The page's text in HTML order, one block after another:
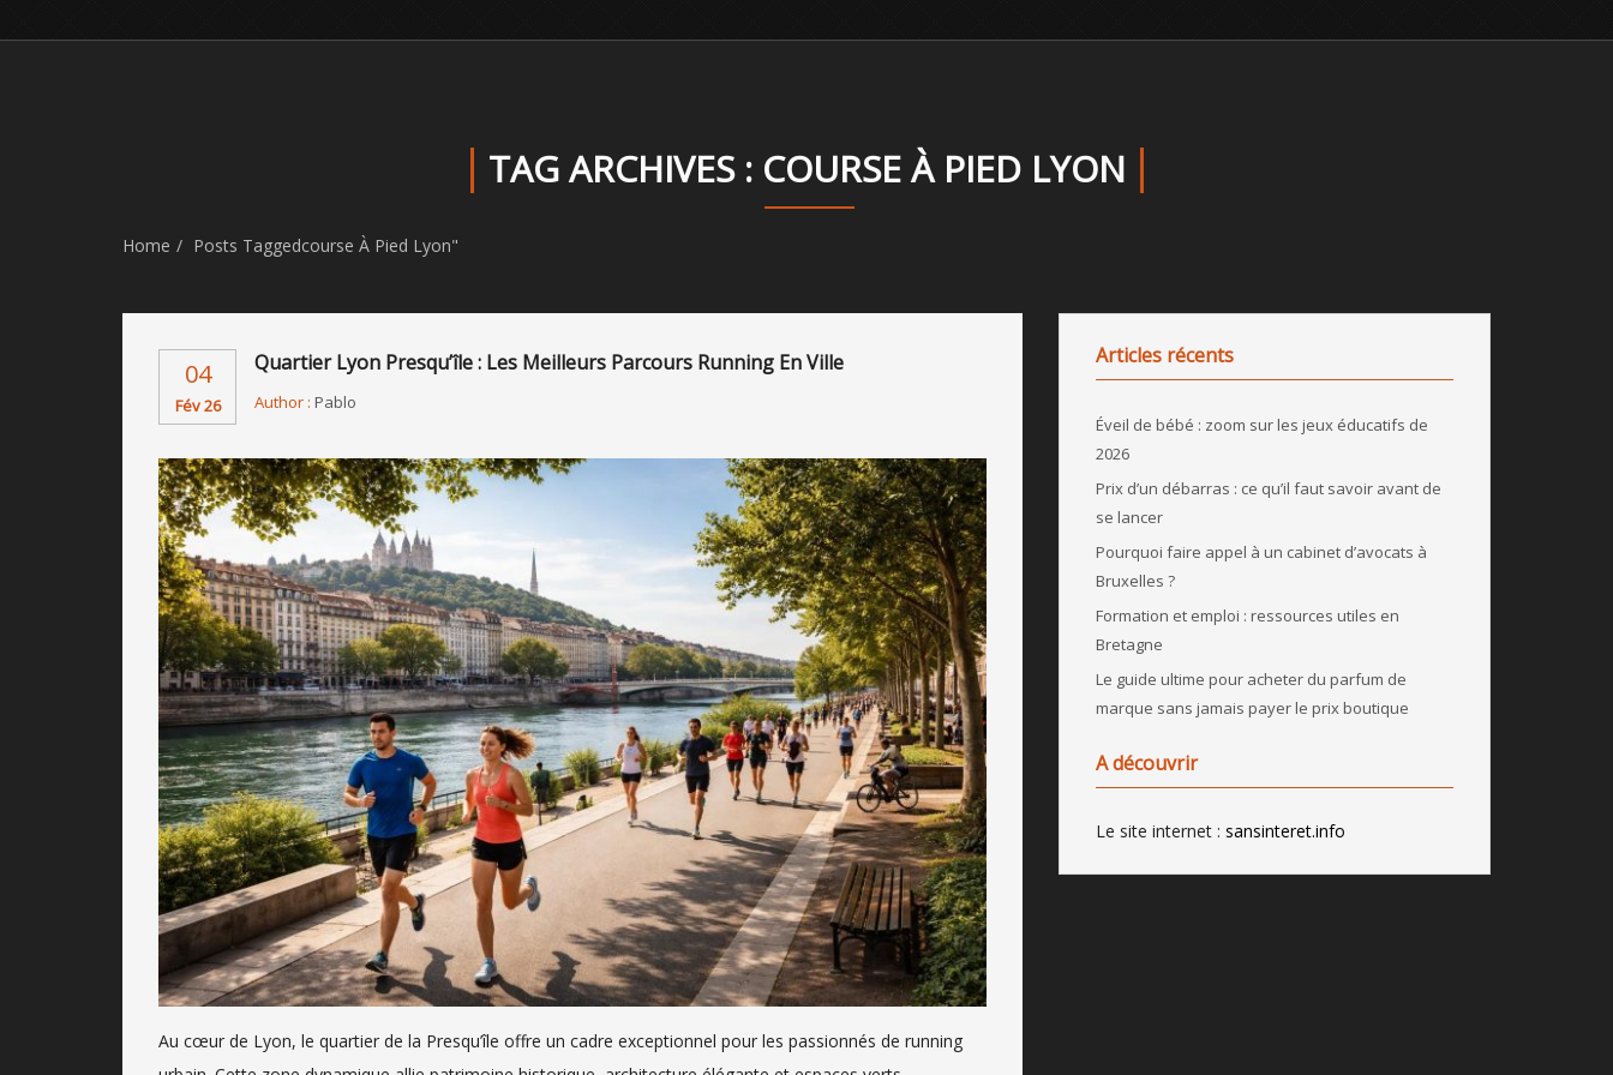
TAG ARCHIVES : COURSE À PIED LYON
Home Posts Taggedcourse À Pied Lyon"
04
Fév 26
Quartier Lyon Presqu’île : Les Meilleurs Parcours Running En Ville
Author : Pablo
Au cœur de Lyon, le quartier de la Presqu’île offre un cadre exceptionnel pour les passionnés de running
Articles récents
Éveil de bébé : zoom sur les jeux éducatifs de
2026
Prix d’un débarras : ce qu’il faut savoir avant de
se lancer
Pourquoi faire appel à un cabinet d’avocats à
Bruxelles ?
Formation et emploi : ressources utiles en
Bretagne
Le guide ultime pour acheter du parfum de
marque sans jamais payer le prix boutique
A découvrir
Le site internet : sansinteret.info